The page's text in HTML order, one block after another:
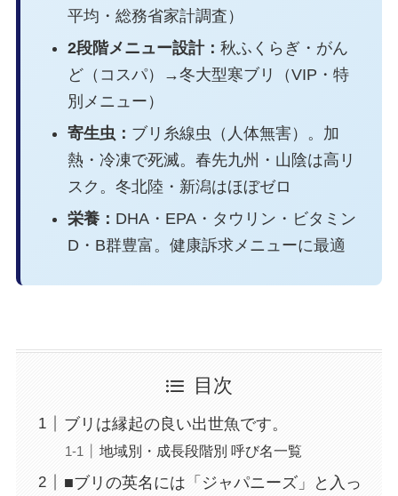
平均・総務省家計調査）
2段階メニュー設計： 秋ふくらぎ・がん
ど（コスパ）→冬大型寒ブリ（VIP・特
別メニュー）
寄生虫： ブリ糸線虫（人体無害）。加
熱・冷凍で死滅。春先九州・山陰は高リ
スク。冬北陸・新潟はほぼゼロ
栄養： DHA・EPA・タウリン・ビタミン
D・B群豊富。健康訴求メニューに最適
目次
ブリは縁起の良い出世魚です。
地域別・成長段階別 呼び名一覧
■ブリの英名には「ジャパニーズ」と入っ